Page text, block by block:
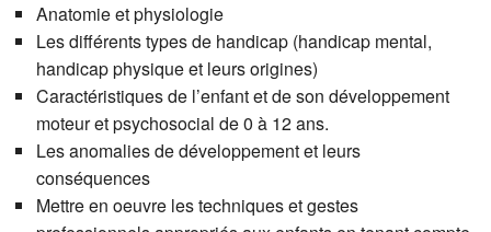
Anatomie et physiologie
Les différents types de handicap (handicap mental,
handicap physique et leurs origines)
Caractéristiques de l’enfant et de son développement
moteur et psychosocial de 0 à 12 ans.
Les anomalies de développement et leurs
conséquences
Mettre en oeuvre les techniques et gestes